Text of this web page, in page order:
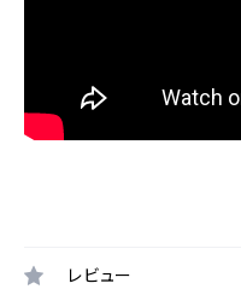
レビュー